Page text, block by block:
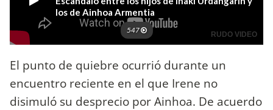
El punto de quiebre ocurrió durante un
encuentro reciente en el que Irene no
disimuló su desprecio por Ainhoa. De acuerdo